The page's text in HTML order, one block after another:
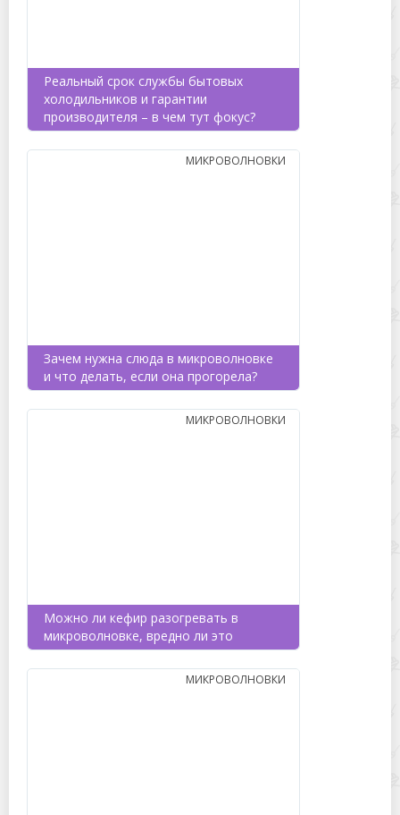
Реальный срок службы бытовых
холодильников и гарантии
производителя – в чем тут фокус?
Зачем нужна слюда в микроволновке
и что делать, если она прогорела?
МИКРОВОЛНОВКИ
Можно ли кефир разогревать в
микроволновке, вредно ли это
МИКРОВОЛНОВКИ
МИКРОВОЛНОВКИ